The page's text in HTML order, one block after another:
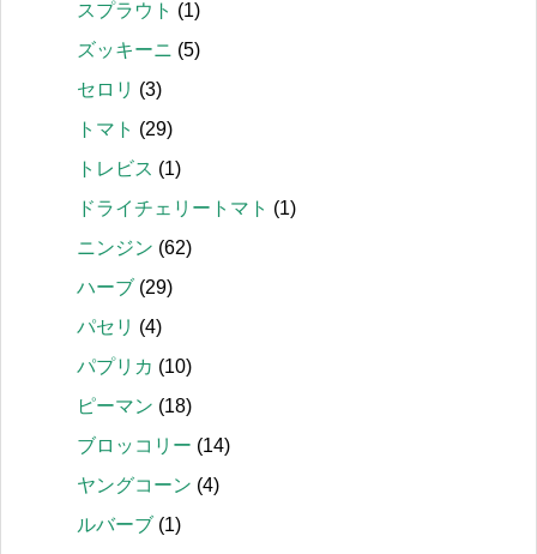
スプラウト (1)
ズッキーニ (5)
セロリ (3)
トマト (29)
トレビス (1)
ドライチェリートマト (1)
ニンジン (62)
ハーブ (29)
パセリ (4)
パプリカ (10)
ピーマン (18)
ブロッコリー (14)
ヤングコーン (4)
ルバーブ (1)